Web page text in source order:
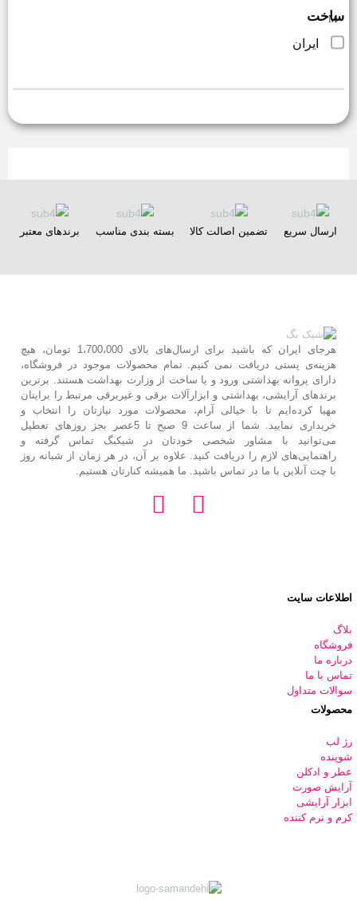
ساخت
ایران
ارسال سریع تضمین اصالت کالا بسته بندی مناسب برندهای معتبر
هرجای ایران که باشید برای ارسال‌های بالای 1،700،000 تومان، هیچ
هزینه‌ی پستی دریافت نمی کنیم. تمام محصولات موجود در فروشگاه،
دارای پروانه بهداشتی ورود و یا ساخت از وزارت بهداشت هستند. برترین‌
برندهای آرایشی، بهداشتی و ابزارآلات برقی و غیربرقی مرتبط را برایتان
مهیا کرده‌ایم تا با خیالی آرام، محصولات مورد نیازتان را انتخاب و
خریداری نمایید. شما از ساعت 9 صبح تا 5عصر بجز روزهای تعطیل
می‌توانید با مشاور شخصی خودتان در شیکبگ تماس گرفته و
راهنمایی‌های لازم را دریافت کنید. علاوه بر آن، در هر زمان از شبانه روز
با چت آنلاین با ما در تماس باشید. ما همیشه کنارتان هستیم.
اطلاعات سایت
بلاگ
فروشگاه
درباره ما
تماس با ما
سوالات متداول
محصولات
رژ لب
شوینده
عطر و ادکلن
آرایش صورت
ابزار آرایشی
کرم و نرم کننده